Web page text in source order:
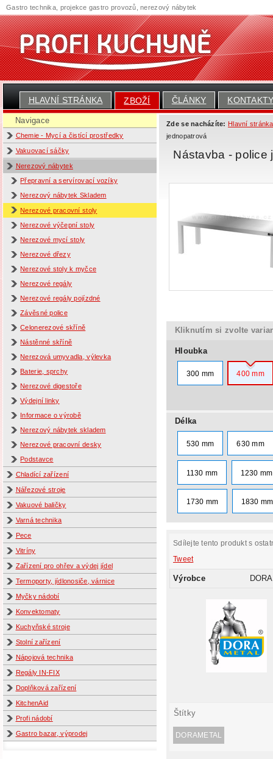
HLAVNÍ STRÁNKA ZBOŽÍ ČLÁNKY
Navigace
Chemie - Mycí a čistící prostředky
Vakuovací sáčky
Nerezový nábytek
Přepravní a servírovací vozíky
Nerezový nábytek Skladem
Nerezové pracovní stoly
Nerezové výčepní stoly
Nerezové mycí stoly
Nerezové dřezy
Nerezové stoly k myčce
Nerezové regály
Nerezové regály pojízdné
Závěsné police
Celonerezové skříně
Nástěnné skříně
Nerezová umyvadla, výlevka
Baterie, sprchy
Nerezové digestoře
Výdejní linky
Informace o výrobě
Nerezový nábytek skladem
Nerezové pracovní desky
Podstavce
Chladící zařízení
Nářezové stroje
Vakuové baličky
Varná technika
Pece
Vitríny
Zařízení pro ohřev a výdej jídel
Termoporty, jídlonosiče, várnice
Myčky nádobí
Konvektomaty
Kuchyňské stroje
Stolní zařízení
Nápojová technika
Regály IN-FIX
Doplňková zařízení
KitchenAid
Profi nádobí
Gastro bazar, výprodej
Zde se nacházíte: Hlavní stránka
jednopatrová
Nástavba -
Kliknutím si zvolte
Hloubka
300 mm 400 mm
Délka
530 mm 630 mm
1130 mm 1230 mm
1730 mm 1830 mm
Sdílejte tento produkt s
Tweet
Výrobce
Štítky
DORAMETAL
Gastro technika, projekce gastro provozů, nerezový nábytek